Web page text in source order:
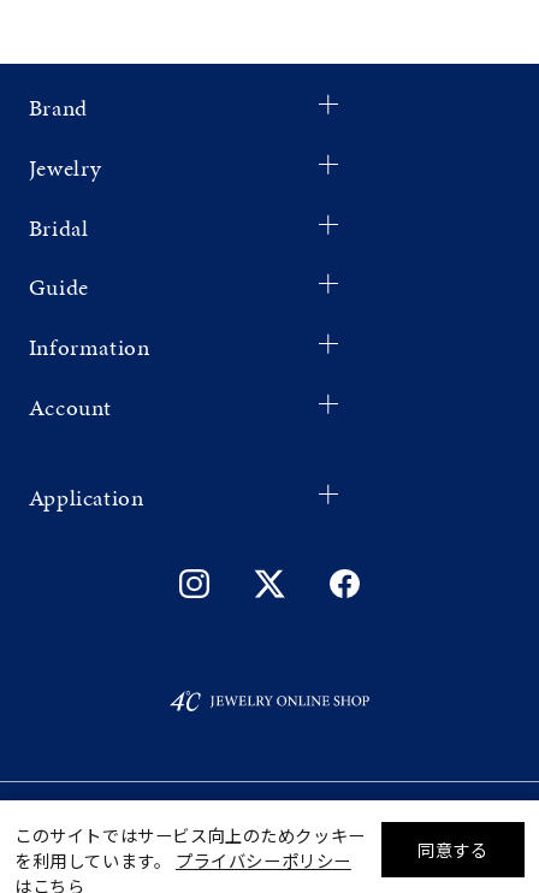
絞り込んで検索する
Brand
Jewelry
Bridal
Guide
Information
Account
Application
このサイトではサービス向上のためクッキー
を利用しています。 プライバシーポリシー
はこちら
同意する
ギフトをお探しですか？